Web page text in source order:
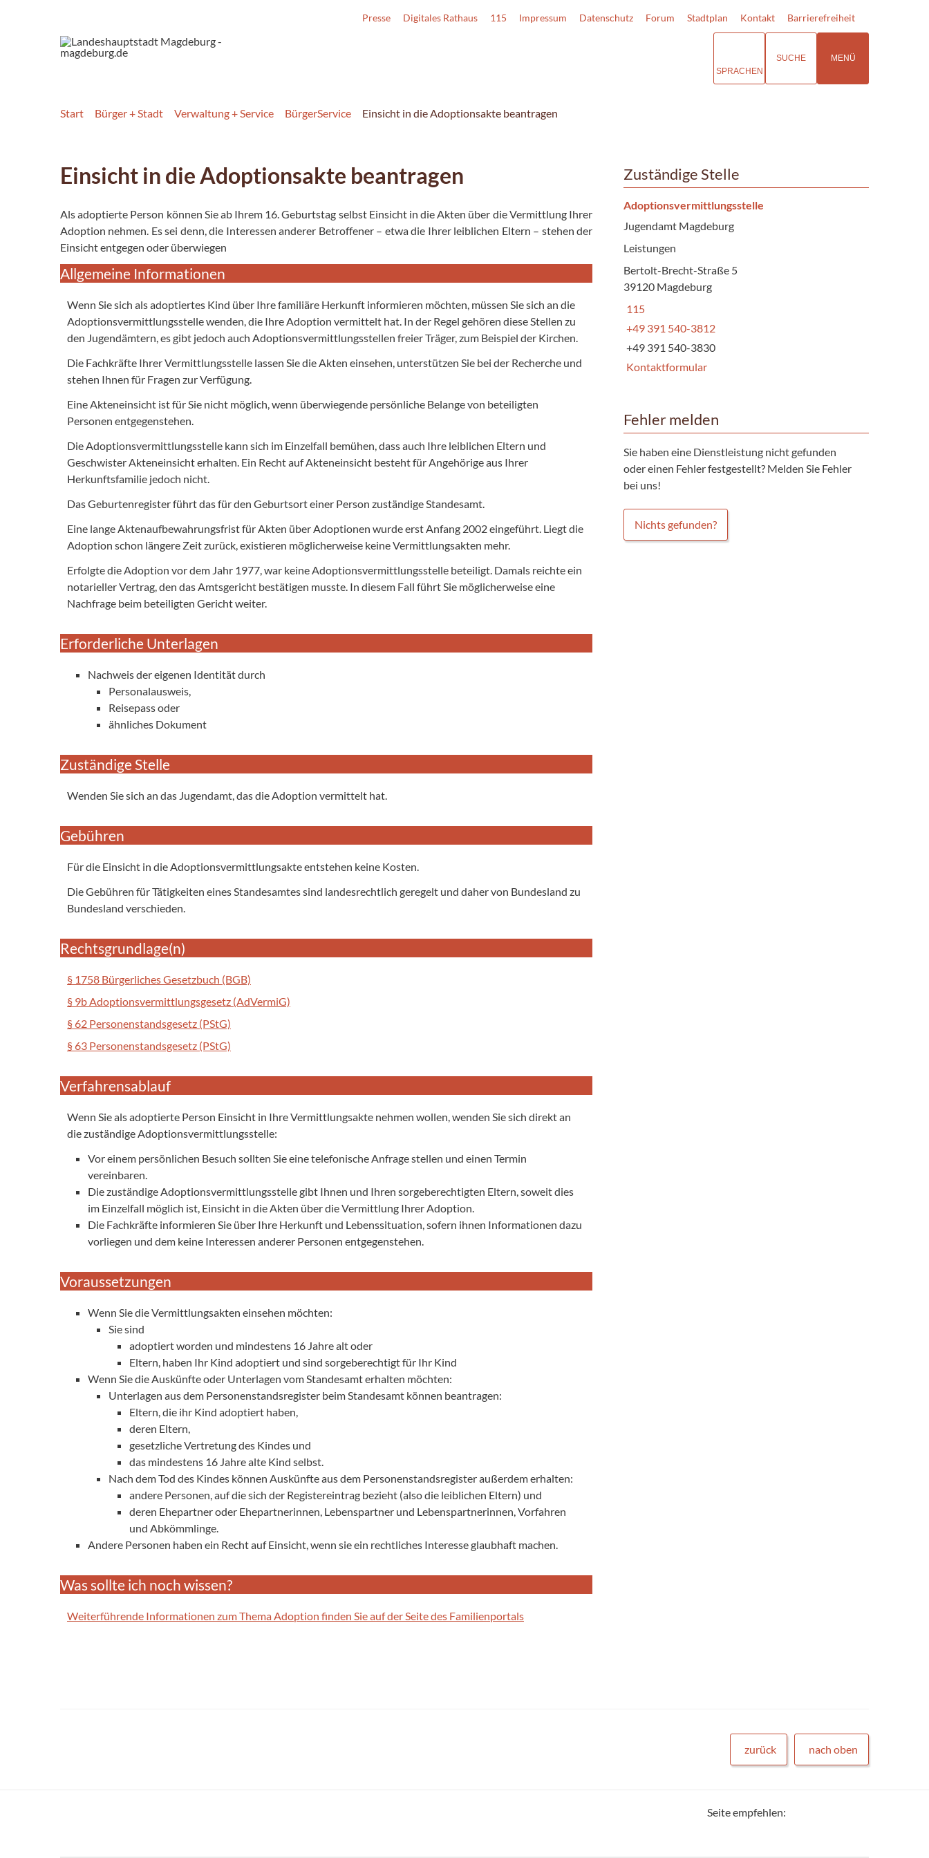
Presse Digitales Rathaus 115 Impressum Datenschutz Forum Stadtplan Kontakt Barrierefreiheit
SPRACHEN
SUCHE MENÜ
Start Bürger + Stadt Verwaltung + Service BürgerService Einsicht in die Adoptionsakte beantragen
Einsicht in die Adoptionsakte beantragen
Als adoptierte Person können Sie ab Ihrem 16. Geburtstag selbst Einsicht in die Akten über die Vermittlung Ihrer
Adoption nehmen. Es sei denn, die Interessen anderer Betroffener – etwa die Ihrer leiblichen Eltern – stehen der
Einsicht entgegen oder überwiegen
Allgemeine Informationen
Wenn Sie sich als adoptiertes Kind über Ihre familiäre Herkunft informieren möchten, müssen Sie sich an die
Adoptionsvermittlungsstelle wenden, die Ihre Adoption vermittelt hat. In der Regel gehören diese Stellen zu
den Jugendämtern, es gibt jedoch auch Adoptionsvermittlungsstellen freier Träger, zum Beispiel der Kirchen.
Die Fachkräfte Ihrer Vermittlungsstelle lassen Sie die Akten einsehen, unterstützen Sie bei der Recherche und
stehen Ihnen für Fragen zur Verfügung.
Eine Akteneinsicht ist für Sie nicht möglich, wenn überwiegende persönliche Belange von beteiligten
Personen entgegenstehen.
Die Adoptionsvermittlungsstelle kann sich im Einzelfall bemühen, dass auch Ihre leiblichen Eltern und
Geschwister Akteneinsicht erhalten. Ein Recht auf Akteneinsicht besteht für Angehörige aus Ihrer
Herkunftsfamilie jedoch nicht.
Das Geburtenregister führt das für den Geburtsort einer Person zuständige Standesamt.
Eine lange Aktenaufbewahrungsfrist für Akten über Adoptionen wurde erst Anfang 2002 eingeführt. Liegt die
Adoption schon längere Zeit zurück, existieren möglicherweise keine Vermittlungsakten mehr.
Erfolgte die Adoption vor dem Jahr 1977, war keine Adoptionsvermittlungsstelle beteiligt. Damals reichte ein
notarieller Vertrag, den das Amtsgericht bestätigen musste. In diesem Fall führt Sie möglicherweise eine
Nachfrage beim beteiligten Gericht weiter.
Erforderliche Unterlagen
Nachweis der eigenen Identität durch
Personalausweis,
Reisepass oder
ähnliches Dokument
Zuständige Stelle
Wenden Sie sich an das Jugendamt, das die Adoption vermittelt hat.
Gebühren
Für die Einsicht in die Adoptionsvermittlungsakte entstehen keine Kosten.
Die Gebühren für Tätigkeiten eines Standesamtes sind landesrechtlich geregelt und daher von Bundesland zu
Bundesland verschieden.
Rechtsgrundlage(n)
§ 1758 Bürgerliches Gesetzbuch (BGB)
§ 9b Adoptionsvermittlungsgesetz (AdVermiG)
§ 62 Personenstandsgesetz (PStG)
§ 63 Personenstandsgesetz (PStG)
Verfahrensablauf
Wenn Sie als adoptierte Person Einsicht in Ihre Vermittlungsakte nehmen wollen, wenden Sie sich direkt an
die zuständige Adoptionsvermittlungsstelle:
Vor einem persönlichen Besuch sollten Sie eine telefonische Anfrage stellen und einen Termin
vereinbaren.
Die zuständige Adoptionsvermittlungsstelle gibt Ihnen und Ihren sorgeberechtigten Eltern, soweit dies
im Einzelfall möglich ist, Einsicht in die Akten über die Vermittlung Ihrer Adoption.
Die Fachkräfte informieren Sie über Ihre Herkunft und Lebenssituation, sofern ihnen Informationen dazu
vorliegen und dem keine Interessen anderer Personen entgegenstehen.
Voraussetzungen
Wenn Sie die Vermittlungsakten einsehen möchten:
Sie sind
adoptiert worden und mindestens 16 Jahre alt oder
Eltern, haben Ihr Kind adoptiert und sind sorgeberechtigt für Ihr Kind
Wenn Sie die Auskünfte oder Unterlagen vom Standesamt erhalten möchten:
Unterlagen aus dem Personenstandsregister beim Standesamt können beantragen:
Eltern, die ihr Kind adoptiert haben,
deren Eltern,
gesetzliche Vertretung des Kindes und
das mindestens 16 Jahre alte Kind selbst.
Nach dem Tod des Kindes können Auskünfte aus dem Personenstandsregister außerdem erhalten:
andere Personen, auf die sich der Registereintrag bezieht (also die leiblichen Eltern) und
deren Ehepartner oder Ehepartnerinnen, Lebenspartner und Lebenspartnerinnen, Vorfahren
und Abkömmlinge.
Andere Personen haben ein Recht auf Einsicht, wenn sie ein rechtliches Interesse glaubhaft machen.
Was sollte ich noch wissen?
Weiterführende Informationen zum Thema Adoption finden Sie auf der Seite des Familienportals
Zuständige Stelle
Adoptionsvermittlungsstelle
Jugendamt Magdeburg
Leistungen
Bertolt-Brecht-Straße 5
39120 Magdeburg
115
+49 391 540-3812
+49 391 540-3830
Kontaktformular
Fehler melden
Sie haben eine Dienstleistung nicht gefunden
oder einen Fehler festgestellt? Melden Sie Fehler
bei uns!
Nichts gefunden?
zurück nach oben
Seite empfehlen: